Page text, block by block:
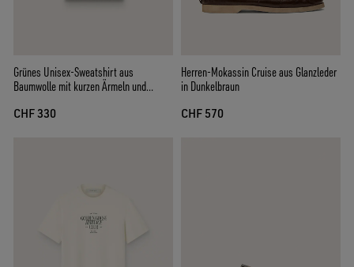
Grünes Unisex-Sweatshirt aus
Baumwolle mit kurzen Ärmeln und
CHF 330
Herren-Mokassin Cruise aus Glanzleder
in Dunkelbraun
CHF 570